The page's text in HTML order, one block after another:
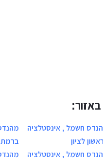
חשמל , אינסטלציה
לציון
ברמת
חשמל , אינסטלציה